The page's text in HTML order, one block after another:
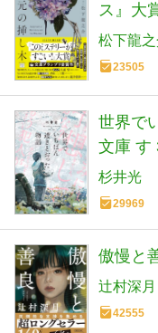
ス』大
松下龍之
23505
世界で
文庫 す
杉井光
29969
傲慢と
辻村深月
42555